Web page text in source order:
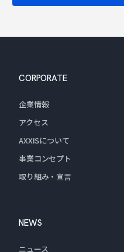
CORPORATE
企業情報
アクセス
AXXISについて
事業コンセプト
取り組み・宣言
NEWS
ニュース